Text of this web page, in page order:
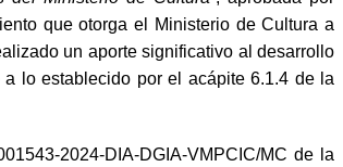
que otorga el Ministerio de Cultura a
un aporte significativo al desarrollo
lo establecido por el acápite 6.1.4 de la
2024-DIA-DGIA-VMPCIC/MC de la